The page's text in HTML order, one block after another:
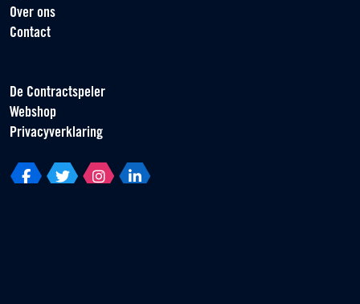
Over ons
Contact
De Contractspeler
Webshop
Privacyverklaring